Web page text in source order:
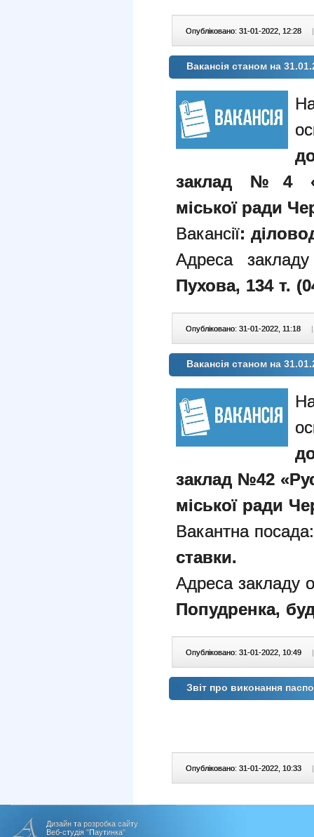
Опубліковано: 31-01-2022, 12:28 |
Вакансія станом на
заклад №4
міської ради
Вакансії:
Адреса
Пухова, 134т.
Опубліковано: 31-01-2022, 11:18 |
Вакансія станом на
заклад №42
міської ради
Вакантна
ставки.
Адреса закладу
Попудренка,
Опубліковано: 31-01-2022, 10:49 |
Звіт про виконання
Опубліковано: 31-01-2022, 10:33 |
Дизайн та розробка сайту
Веб-студія "Паутинка"